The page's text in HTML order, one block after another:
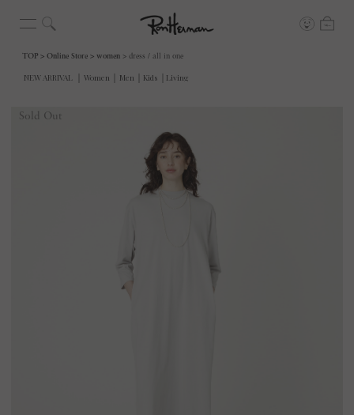
TOP Online Store women dress / all in one
Sold Out